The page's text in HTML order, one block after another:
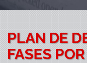
PLAN DE
FASES